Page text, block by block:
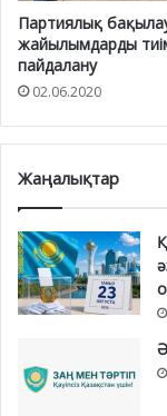
Партиялық
жайылымдарды
пайдалану
02.06.2020
Жаңалықтар